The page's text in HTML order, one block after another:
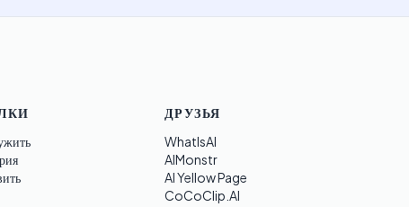
ДРУЗЬЯ
WhatIsAI
AIMonstr
AI Yellow Page
CoCoClip.AI